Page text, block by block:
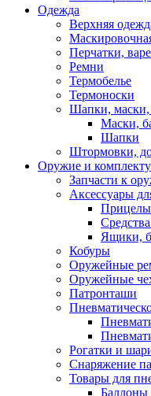
Одежда
Верхняя
Перчатки,
Ремни
Термобелье
Термоноски
Шапки, маски,
Маски,
Шапки
Штормовки,
Оружие и
Запчасти к
Аксессуары
Прицелы
Ящики,
Кобуры
Оружейные
Оружейные
Патронташи
Рогатки и
Снаряжение
Товары для